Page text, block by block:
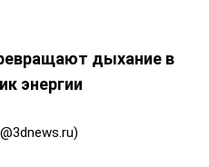
дыхание в
энергии